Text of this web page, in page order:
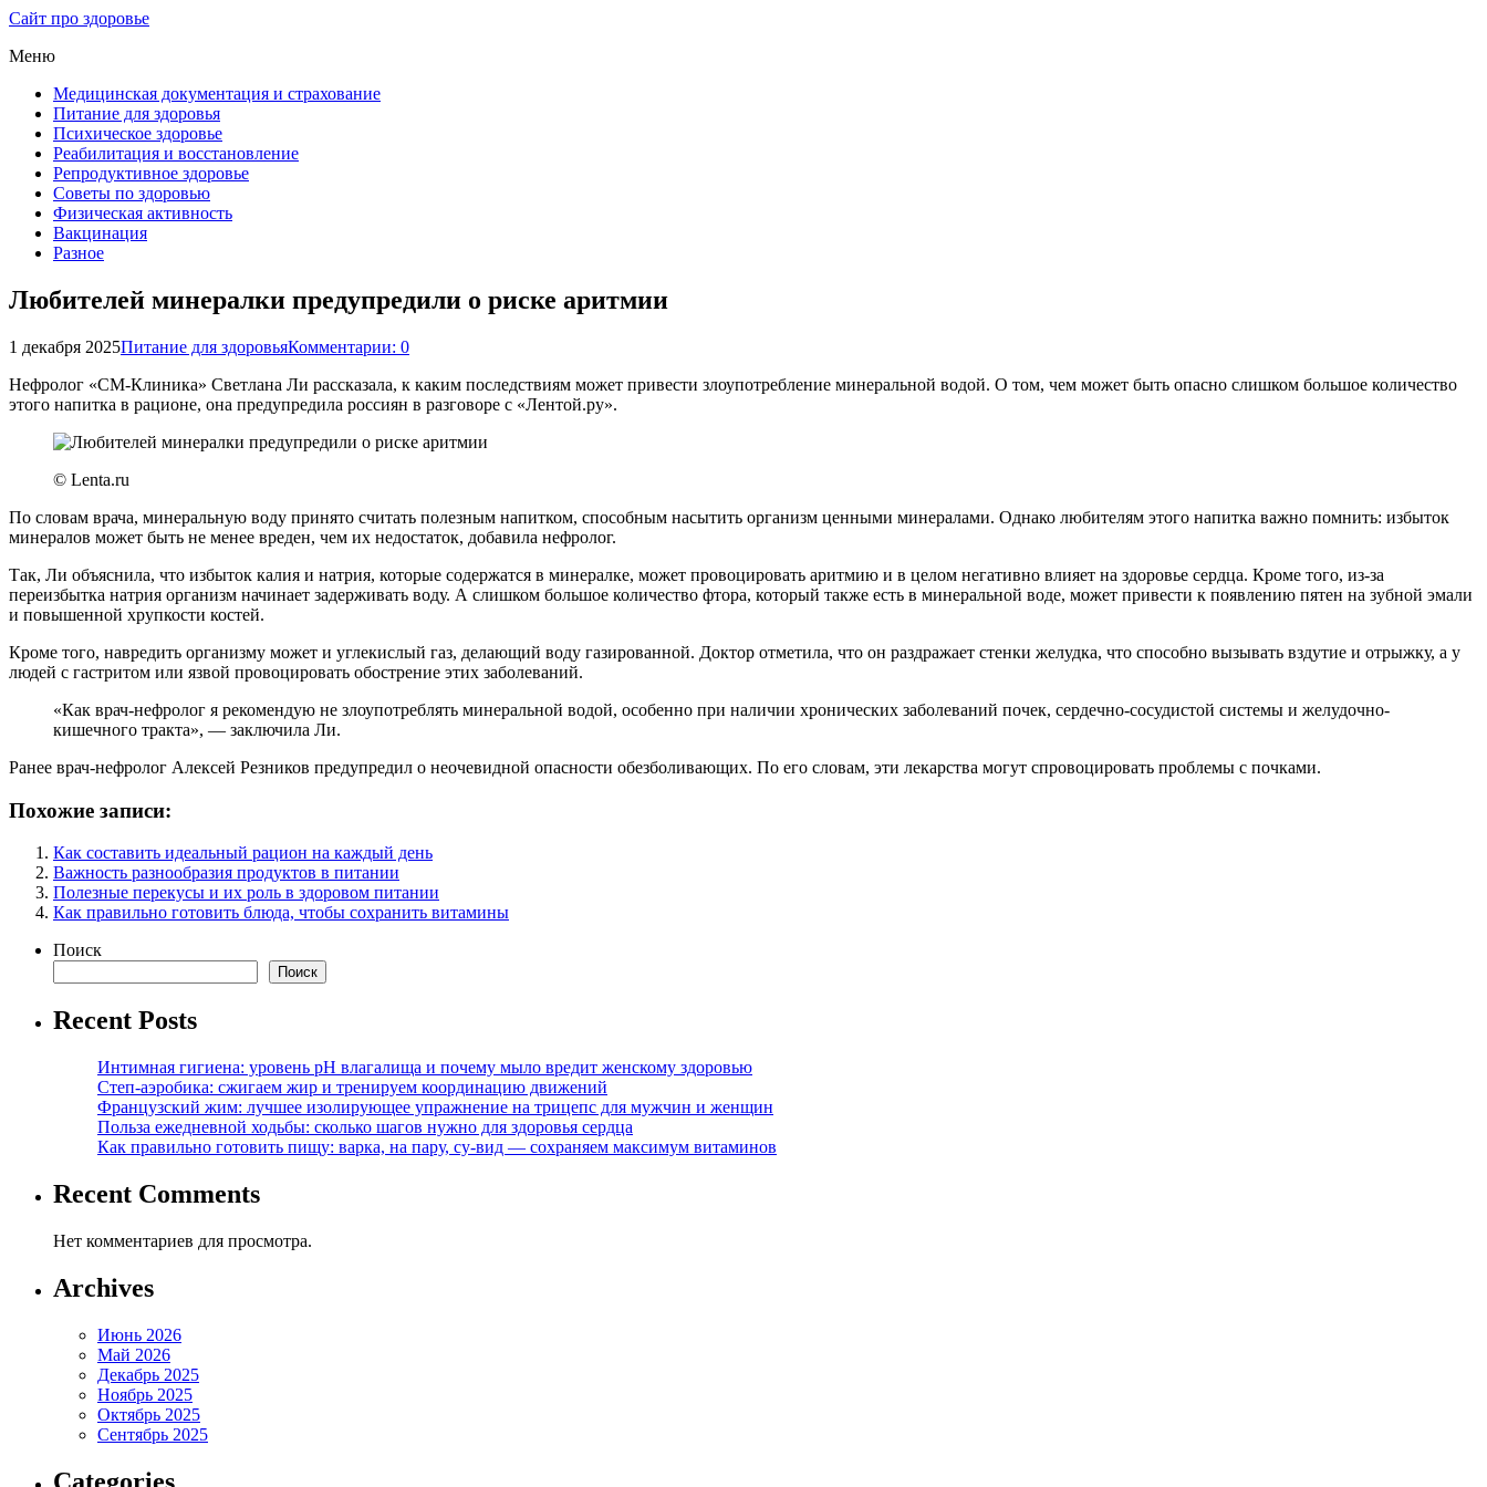
Сайт про здоровье
Меню
Медицинская документация и страхование
Питание для здоровья
Психическое здоровье
Реабилитация и восстановление
Репродуктивное здоровье
Советы по здоровью
Физическая активность
Вакцинация
Разное
Любителей минералки предупредили о риске аритмии
1 декабря 2025Питание для здоровьяКомментарии: 0
Нефролог «СМ-Клиника» Светлана Ли рассказала, к каким последствиям может привести злоупотребление минеральной водой. О том, чем может быть опасно слишком большое количество
этого напитка в рационе, она предупредила россиян в разговоре с «Лентой.ру».
© Lenta.ru
По словам врача, минеральную воду принято считать полезным напитком, способным насытить организм ценными минералами. Однако любителям этого напитка важно помнить: избыток
минералов может быть не менее вреден, чем их недостаток, добавила нефролог.
Так, Ли объяснила, что избыток калия и натрия, которые содержатся в минералке, может провоцировать аритмию и в целом негативно влияет на здоровье сердца. Кроме того, из-за
переизбытка натрия организм начинает задерживать воду. А слишком большое количество фтора, который также есть в минеральной воде, может привести к появлению пятен на зубной эмали
и повышенной хрупкости костей.
Кроме того, навредить организму может и углекислый газ, делающий воду газированной. Доктор отметила, что он раздражает стенки желудка, что способно вызывать вздутие и отрыжку, а у
людей с гастритом или язвой провоцировать обострение этих заболеваний.
«Как врач-нефролог я рекомендую не злоупотреблять минеральной водой, особенно при наличии хронических заболеваний почек, сердечно-сосудистой системы и желудочно-
кишечного тракта», — заключила Ли.
Ранее врач-нефролог Алексей Резников предупредил о неочевидной опасности обезболивающих. По его словам, эти лекарства могут спровоцировать проблемы с почками.
Похожие записи:
Как составить идеальный рацион на каждый день
Важность разнообразия продуктов в питании
Полезные перекусы и их роль в здоровом питании
Как правильно готовить блюда, чтобы сохранить витамины
Поиск
Поиск
Recent Posts
Интимная гигиена: уровень pH влагалища и почему мыло вредит женскому здоровью
Степ-аэробика: сжигаем жир и тренируем координацию движений
Французский жим: лучшее изолирующее упражнение на трицепс для мужчин и женщин
Польза ежедневной ходьбы: сколько шагов нужно для здоровья сердца
Как правильно готовить пищу: варка, на пару, су-вид — сохраняем максимум витаминов
Recent Comments
Нет комментариев для просмотра.
Archives
Июнь 2026
Май 2026
Декабрь 2025
Ноябрь 2025
Октябрь 2025
Сентябрь 2025
Categories